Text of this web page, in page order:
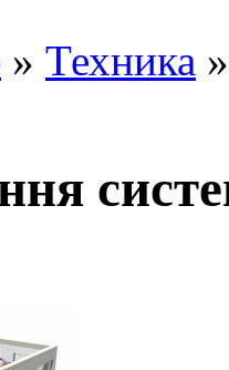
» Техника